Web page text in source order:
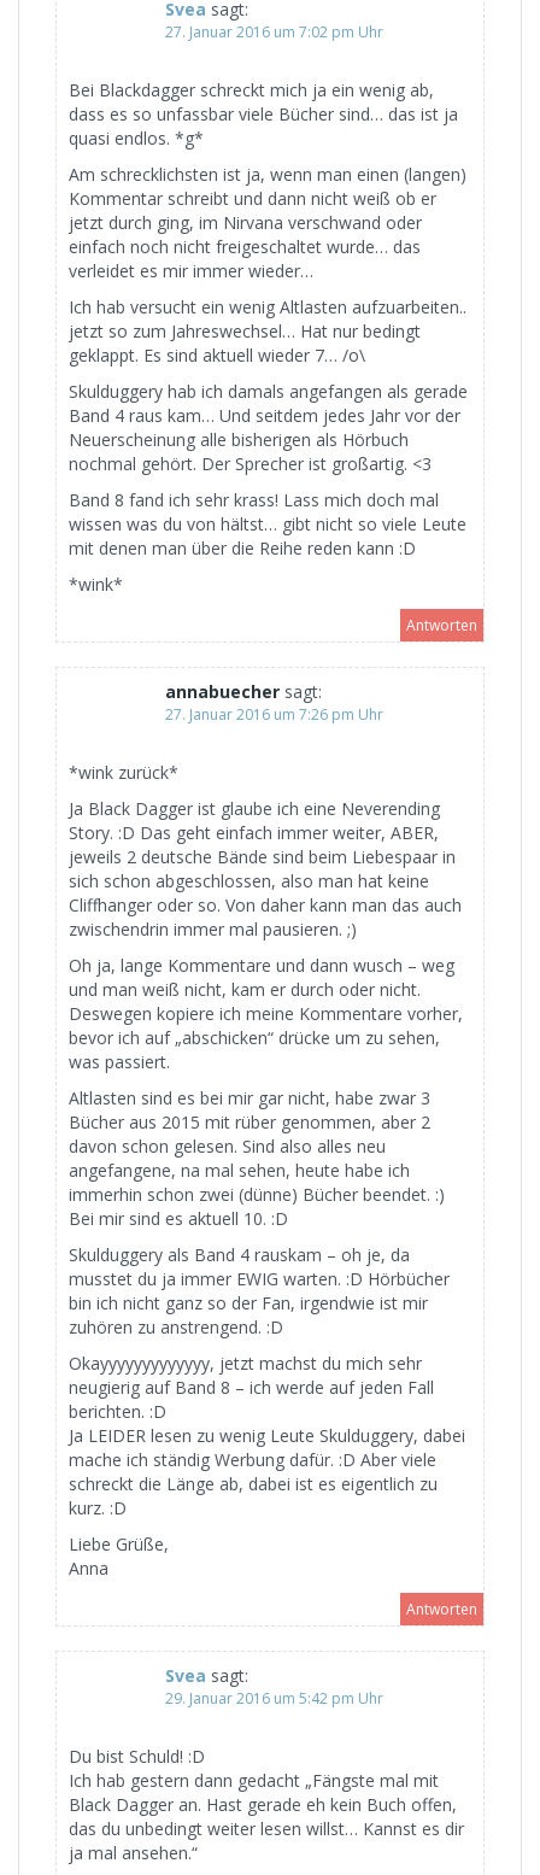
Svea sagt:
27. Januar 2016 um 7:02 pm Uhr
Bei Blackdagger schreckt mich ja ein wenig ab,
dass es so unfassbar viele Bücher sind… das ist ja
quasi endlos. *g*
Am schrecklichsten ist ja, wenn man einen (langen)
Kommentar schreibt und dann nicht weiß ob er
jetzt durch ging, im Nirvana verschwand oder
einfach noch nicht freigeschaltet wurde… das
verleidet es mir immer wieder…
Ich hab versucht ein wenig Altlasten aufzuarbeiten..
jetzt so zum Jahreswechsel… Hat nur bedingt
geklappt. Es sind aktuell wieder 7… /o\
Skulduggery hab ich damals angefangen als gerade
Band 4 raus kam… Und seitdem jedes Jahr vor der
Neuerscheinung alle bisherigen als Hörbuch
nochmal gehört. Der Sprecher ist großartig. <3
Band 8 fand ich sehr krass! Lass mich doch mal
wissen was du von hältst… gibt nicht so viele Leute
mit denen man über die Reihe reden kann :D
*wink*
Antworten
annabuecher sagt:
27. Januar 2016 um 7:26 pm Uhr
*wink zurück*
Ja Black Dagger ist glaube ich eine Neverending
Story. :D Das geht einfach immer weiter, ABER,
jeweils 2 deutsche Bände sind beim Liebespaar in
sich schon abgeschlossen, also man hat keine
Cliffhanger oder so. Von daher kann man das auch
zwischendrin immer mal pausieren. ;)
Oh ja, lange Kommentare und dann wusch – weg
und man weiß nicht, kam er durch oder nicht.
Deswegen kopiere ich meine Kommentare vorher,
bevor ich auf „abschicken“ drücke um zu sehen,
was passiert.
Altlasten sind es bei mir gar nicht, habe zwar 3
Bücher aus 2015 mit rüber genommen, aber 2
davon schon gelesen. Sind also alles neu
angefangene, na mal sehen, heute habe ich
immerhin schon zwei (dünne) Bücher beendet. :)
Bei mir sind es aktuell 10. :D
Skulduggery als Band 4 rauskam – oh je, da
musstet du ja immer EWIG warten. :D Hörbücher
bin ich nicht ganz so der Fan, irgendwie ist mir
zuhören zu anstrengend. :D
Okayyyyyyyyyyyyy, jetzt machst du mich sehr
neugierig auf Band 8 – ich werde auf jeden Fall
berichten. :D
Ja LEIDER lesen zu wenig Leute Skulduggery, dabei
mache ich ständig Werbung dafür. :D Aber viele
schreckt die Länge ab, dabei ist es eigentlich zu
kurz. :D
Liebe Grüße,
Anna
Antworten
Svea sagt:
29. Januar 2016 um 5:42 pm Uhr
Du bist Schuld! :D
Ich hab gestern dann gedacht „Fängste mal mit
Black Dagger an. Hast gerade eh kein Buch offen,
das du unbedingt weiter lesen willst… Kannst es dir
ja mal ansehen.“